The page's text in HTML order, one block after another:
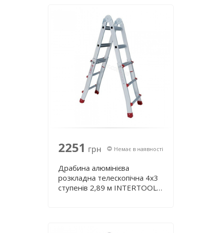
2251 грн Немає в наявності
Драбина алюмінієва
розкладна телескопічна 4х3
ступенів 2,89 м INTERTOOL